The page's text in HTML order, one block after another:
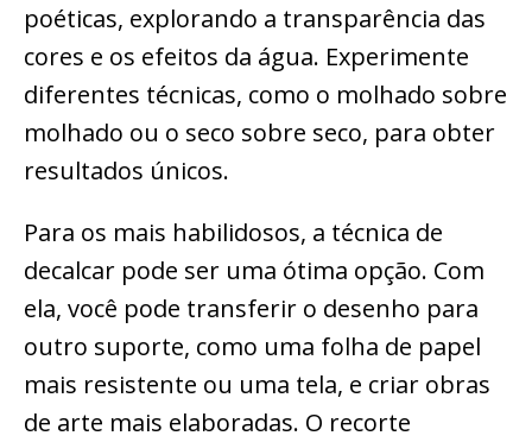
poéticas, explorando a transparência das
cores e os efeitos da água. Experimente
diferentes técnicas, como o molhado sobre
molhado ou o seco sobre seco, para obter
resultados únicos.
Para os mais habilidosos, a técnica de
decalcar pode ser uma ótima opção. Com
ela, você pode transferir o desenho para
outro suporte, como uma folha de papel
mais resistente ou uma tela, e criar obras
de arte mais elaboradas. O recorte